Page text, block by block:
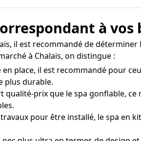
à vos
il est recommandé de
à Chalais, on distingue :
place, il est recommandé pour
plus durable.
prix que le spa gonflable,
pour être installé, le spa en